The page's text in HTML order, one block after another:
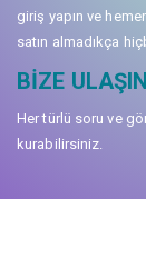
giriş yapın ve
satın almadıkça
BIZE ULAŞIN
Her türlü soru ve
kurabilirsiniz.